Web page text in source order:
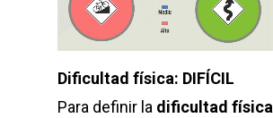
Dificultad física: DIFÍCIL
Para definir la dificultad física